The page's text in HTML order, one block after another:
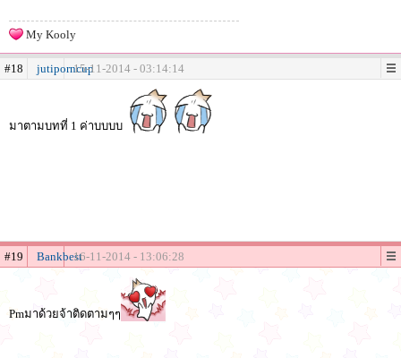
My Kooly
#18 jutiporncup15-11-2014 - 03:14:14
มาตามบทที่ 1 ค่าบบบบ
#19 Bankbest16-11-2014 - 13:06:28
Pmมาด้วยจ้าติดตามๆๆ